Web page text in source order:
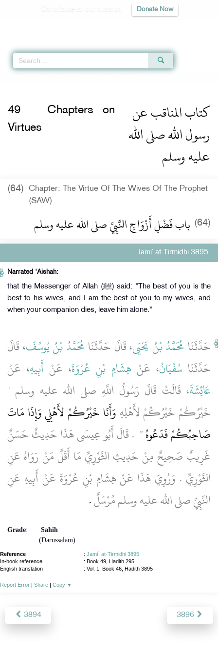
Donate Now
كتاب المناقب عن
رسول الله صلى الله
عليه وسلم
49
Chapters on
Virtues
(64)
Chapter: The Virtue Of The Wives Of The Prophet
(SAW)
(64) باب فَضْلِ أَزْوَاجِ النَّبِيِّ صلى الله عليه وسلم
Jami` at-Tirmidhi 3895
Narrated 'Aishah:
that the Messenger of Allah (ﷺ) said: "The best of you is the
best to his wives, and I am the best of you to my wives, and
when your companion dies, leave him alone."
حَدَّثَنَامُحَمَّدُ بْنُ يَحْيَى، قَالَ حَدَّثَنَامُحَمَّدُ بْنُ يُوسُفَ، قَالَ
حَدَّثَنَاسُفْيَانُ، عَنْهِشَامِ بْنِ عُرْوَةَ، عَنْ أَبِيهِ، عَنْ
عَائِشَةَ، قَالَتْ قَالَ رَسُولُ اللَّهِ صلى الله عليه وسلم ‏"‏
خَيْرُكُمْ خَيْرُكُمْ لأَهْلِهِ وَأَنَا خَيْرُكُمْ لأَهْلِي وَإِذَا مَاتَ
صَاحِبُكُمْ فَدَعُوهُ ‏" ‏ ‏.‏ قَالَ أَبُو عِيسَى هَذَا حَدِيثٌ حَسَنٌ
غَرِيبٌ صَحِيحٌ مِنْ حَدِيثِ الثَّوْرِيِّ مَا أَقَلَّ مَنْ رَوَاهُ عَنِ
الثَّوْرِيِّ ‏.‏ وَرُوِيَ هَذَا عَنْ هِشَامِ بْنِ عُرْوَةَ عَنْ أَبِيهِ عَنِ
النَّبِيِّ صلى الله عليه وسلم مُرْسَلٌ‏.‏
Grade:
Sahih
(Darussalam)
Reference : Jami` at-Tirmidhi 3895
In-book reference
: Book 49, Hadith 295
English translation
: Vol. 1, Book 46, Hadith 3895
Report Error | Share | Copy ▼
3894 3896